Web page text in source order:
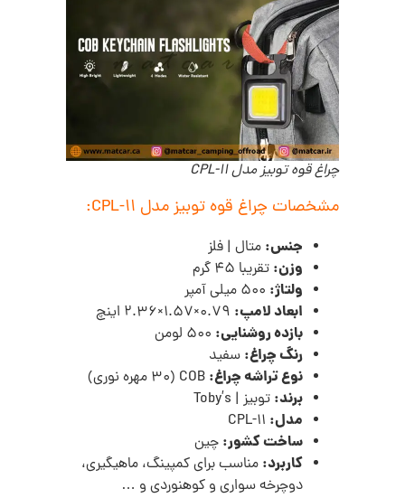
چراغ قوه توبیز مدل CPL-11
مشخصات چراغ قوه توبیز مدل CPL-11:
جنس: متال | فلز
وزن: تقریبا 45 گرم
ولتاژ:
ابعاد لامپ:
بازده روشنایی:
رنگ چراغ: سفید
نوع تراشه چراغ:
برند: توبیز | Toby’s
مدل:
ساخت کشور: چین
کاربرد: مناسب برای کمپینگ، ماهیگیری،
دوچرخه سواری و کوهنوردی و …